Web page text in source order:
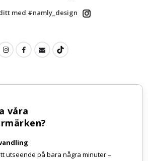
med #namly_design
våra
utseende på bara några minuter –